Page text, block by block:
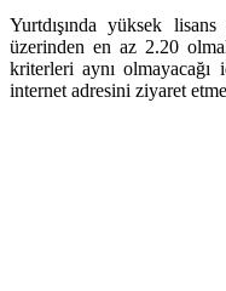
Yurtdışında yüksek
üzerinden en az 2.20
kriterleri aynı olmayacağı
internet adresini ziyaret